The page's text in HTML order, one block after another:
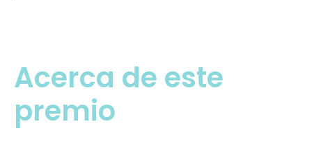
Acerca de este
premio